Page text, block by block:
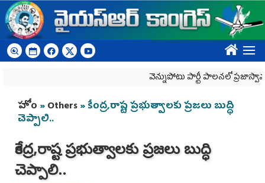
Skip to main content
????
వెన్నుపోటు పార్టీ పాలనలో ప్రజాస్వామ్యం
You are here
హోం »Others» కేంద్ర,రాష్ట ప్రభుత్వాలకు ప్రజలు బుద్ధి
చెప్పాలి..
కేంద్ర,రాష్ట ప్రభుత్వాలకు ప్రజలు బుద్ధి
చెప్పాలి..